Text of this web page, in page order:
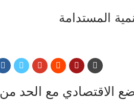
المستدامة
الاقتصادي مع الحد من